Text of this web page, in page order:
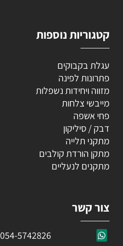
קטגוריות נוספות
עגלת בקבוקים
פתרונות לפינה
מזווה ויחידות נשפלות
מייבשי צלחות
פחי אשפה
דבק / סיליקון
מתקני תלייה
מתקן הורדת קולבים
מתקנים לנעליים
צור קשר
054-5742826